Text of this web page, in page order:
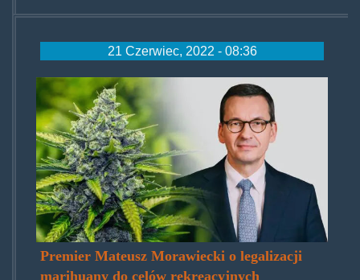
21 Czerwiec, 2022 - 08:36
premier-
mateusz-
morawiecki-
o-
legalizacji-
marihuany-
do-
Premier Mateusz Morawiecki o legalizacji
marihuany do celów rekreacyjnych